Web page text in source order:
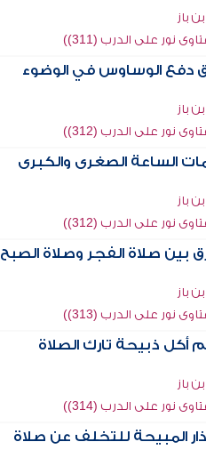
باز
نور على الدرب (311))
دفع الوساوس في الوضوء
باز
نور على الدرب (312))
الساعة الصغرى والكبرى
باز
نور على الدرب (312))
بين صلاة الفجر وصلاة الصبح
باز
نور على الدرب (313))
أكل ذبيحة تارك الصلاة
باز
نور على الدرب (314))
المبيحة للتخلف عن صلاة